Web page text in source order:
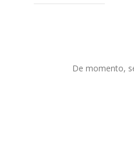
De momento,